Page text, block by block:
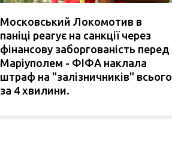
Московський Локомотив в
паніці реагує на санкції через
фінансову заборгованість перед
Маріуполем - ФІФА наклала
штраф на "залізничників" всього
за 4 хвилини.